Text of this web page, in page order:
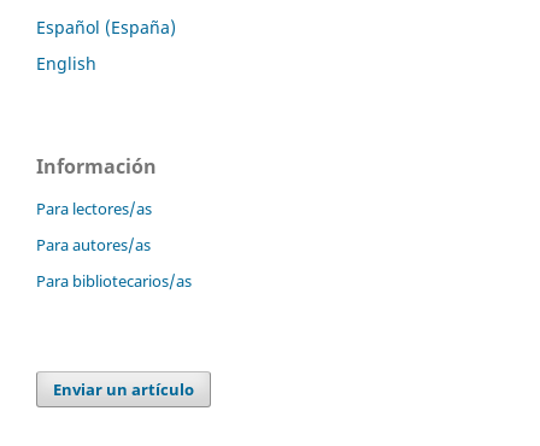
Español (España)
English
Información
Para lectores/as
Para autores/as
Para bibliotecarios/as
Enviar un artículo